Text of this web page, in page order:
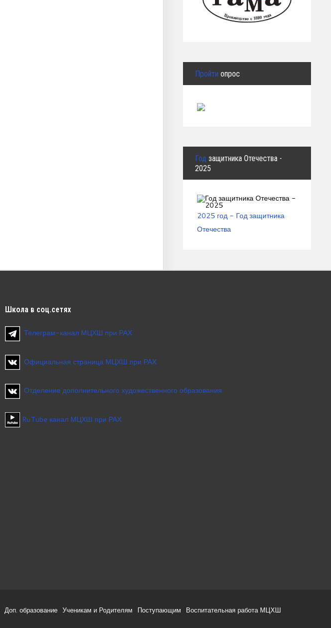
Пройти опрос
Год защитника Отечества -
2025
2025 год - Год защитника
Отечества
Школа в соц.сетях
Телеграм-канал МЦХШ при РАХ
Официальная страница МЦХШ при РАХ
Отделение дополнительного художественного образования
RuTube канал МЦХШ при РАХ
Доп. образование Ученикам и Родителям Поступающим Воспитательная работа МЦХШ